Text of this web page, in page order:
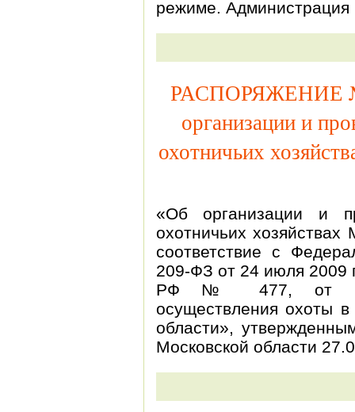
режиме.
РАСПОРЯЖЕНИЕ №
организации и
охотничьих
«Об организации и
охотничьих
соответствие с
209-ФЗ от 24 июля 2009
РФ № 477, от
осуществления охоты в
области»,
Московской области